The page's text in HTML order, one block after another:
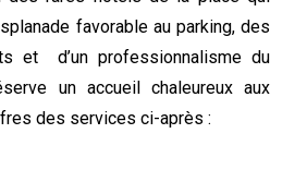
favorable au parking, des
et d’un professionnalisme du
un accueil chaleureux aux
des services ci-après :